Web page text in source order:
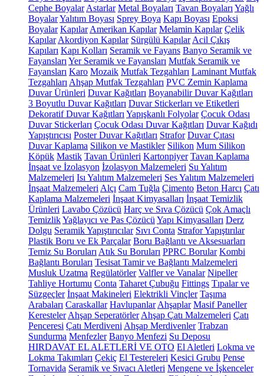
Cephe Boyalar Astarlar Metal Boyaları Tavan Boyaları Yağlı
BoyalarYalıtım Boyası Sprey Boya Kapı Boyası Epoksi
Boyalar Kapılar Amerikan Kapılar Melamin Kapılar Çelik
Kapılar Akordiyon Kapılar Sürgülü Kapılar Acil Çıkış
Kapıları Kapı Kolları Seramik ve Fayans Banyo Seramik ve
Fayansları Yer Seramik ve Fayansları Mutfak Seramik ve
Fayansları Karo Mozaik Mutfak Tezgahları Laminant Mutfak
Tezgahları Ahşap Mutfak Tezgahları PVC Zemin Kaplama
Duvar Ürünleri Duvar Kağıtları Boyanabilir Duvar Kağıtları
3 Boyutlu Duvar Kağıtları Duvar Stickerları ve Etiketleri
Dekoratif Duvar Kağıtları Yapışkanlı Folyolar Çocuk Odası
Duvar Stickerları Çocuk Odası Duvar Kağıtları Duvar Kağıdı
Yapıştırıcısı Poster Duvar Kağıtları Strafor Duvar Çıtası
Duvar Kaplama Silikon ve Mastikler Silikon Mum Silikon
Köpük Mastik Tavan Ürünleri Kartonpiyer Tavan Kaplama
İnşaat ve İzolasyon İzolasyon Malzemeleri Su Yalıtım
Malzemeleri Isı Yalıtım Malzemeleri Ses Yalıtım Malzemeleri
İnşaat Malzemeleri Alçı Cam Tuğla Çimento Beton Harcı Çatı
Kaplama Malzemeleri İnşaat Kimyasalları İnşaat Temizlik
Ürünleri Lavabo Çözücü Harç ve Sıva Çözücü Çok Amaçlı
TemizlikYağlayıcı ve Pas Çözücü Yapı Kimyasalları Derz
Dolgu Seramik Yapıştırıcılar Sıvı Conta Strafor Yapıştırılar
Plastik Boru ve Ek Parçalar Boru Bağlantı ve Aksesuarları
Temiz Su Boruları Atık Su Boruları PPRC Borular Kombi
Bağlantı Boruları Tesisat Tamir ve Bağlantı Malzemeleri
Musluk Uzatma Regülatörler Valfler ve Vanalar Nipeller
Tahliye Hortumu Conta Taharet Çubuğu Fittings Tıpalar ve
Süzgeçler İnşaat Makineleri Elektrikli Vinçler Taşıma
Arabaları Caraskallar Havlupanlar Ahşaplar Masif Paneller
Keresteler Ahşap Seperatörler Ahşap Çatı Malzemeleri Çatı
Penceresi Çatı Merdiveni Ahşap Merdivenler Trabzan
Sundurma Menfezler Banyo Menfezi Su Deposu
HIRDAVAT EL ALETLERİ VE OTO El Aletleri Lokma ve
Lokma Takımları Çekiç El Testereleri Kesici Grubu Pense
Tornavida Seramik ve Sıvacı Aletleri Mengene ve İşkenceler